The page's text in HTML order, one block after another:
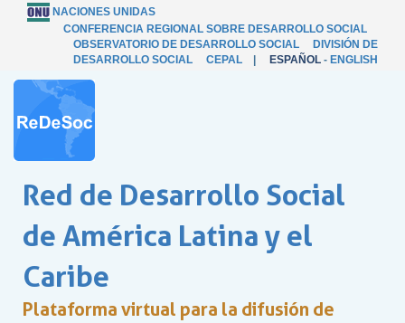
NACIONES UNIDAS
CONFERENCIA REGIONAL SOBRE DESARROLLO SOCIAL
OBSERVATORIO DE DESARROLLO SOCIAL
DIVISIÓN DE
DESARROLLO SOCIAL
CEPAL ESPAÑOL - ENGLISH
Red de Desarrollo Social
de América Latina y el
Caribe
Plataforma virtual para la difusión de